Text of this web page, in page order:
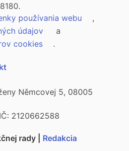
používania webu
,
údajov
a
cookies
.
Němcovej 5, 08005
2120662588
rady | Redakcia